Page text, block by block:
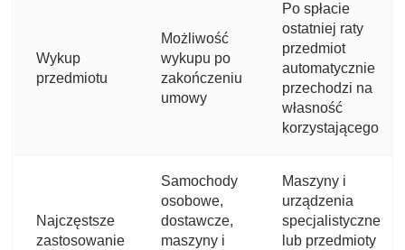
Wykup
przedmiotu
Możliwość
wykupu po
zakończeniu
umowy
Po spłacie
ostatniej raty
przedmiot
automatycznie
przechodzi na
własność
korzystającego
Najczęstsze
zastosowanie
Samochody
osobowe,
dostawcze,
maszyny i
Maszyny i
urządzenia
specjalistyczne
lub przedmioty